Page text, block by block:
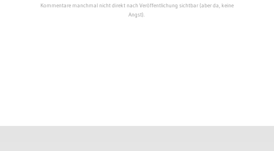
Kommentare manchmal nicht direkt nach Veröffentlichung sichtbar (aber da, keine
Angst).